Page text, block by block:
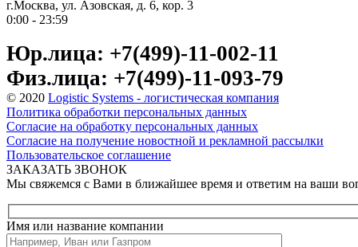
г.Москва, ул. Азовская, д. 6, кор. 3
0:00 - 23:59
Юр.лица: +7(499)-11-002-11
Физ.лица: +7(499)-11-093-79
© 2020 Logistic Systems - логистическая компания
Политика обработки персональных данных
Согласие на обработку персональных данных
Согласие на получение новостной и рекламной рассылки
Пользовательское соглашение
ЗАКАЗАТЬ ЗВОНОК
Мы свяжемся с Вами в ближайшее время и ответим на ваши
Имя или название компании